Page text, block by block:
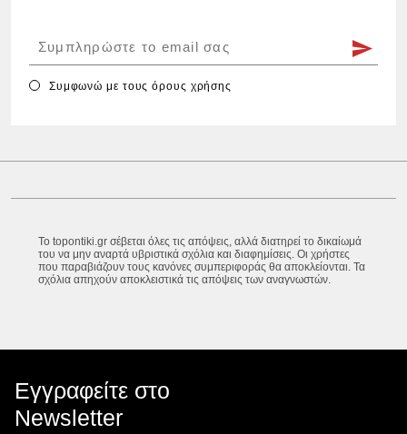
Συμφωνώ με τουςόρους χρήσης
Το topontiki.gr σέβεται όλες τις απόψεις, αλλά διατηρεί το δικαίωμά
του να μην αναρτά υβριστικά σχόλια και διαφημίσεις. Οι χρήστες
που παραβιάζουν τους κανόνες συμπεριφοράς θα αποκλείονται. Τα
σχόλια απηχούν αποκλειστικά τις απόψεις των αναγνωστών.
Εγγραφείτε στο
Newsletter